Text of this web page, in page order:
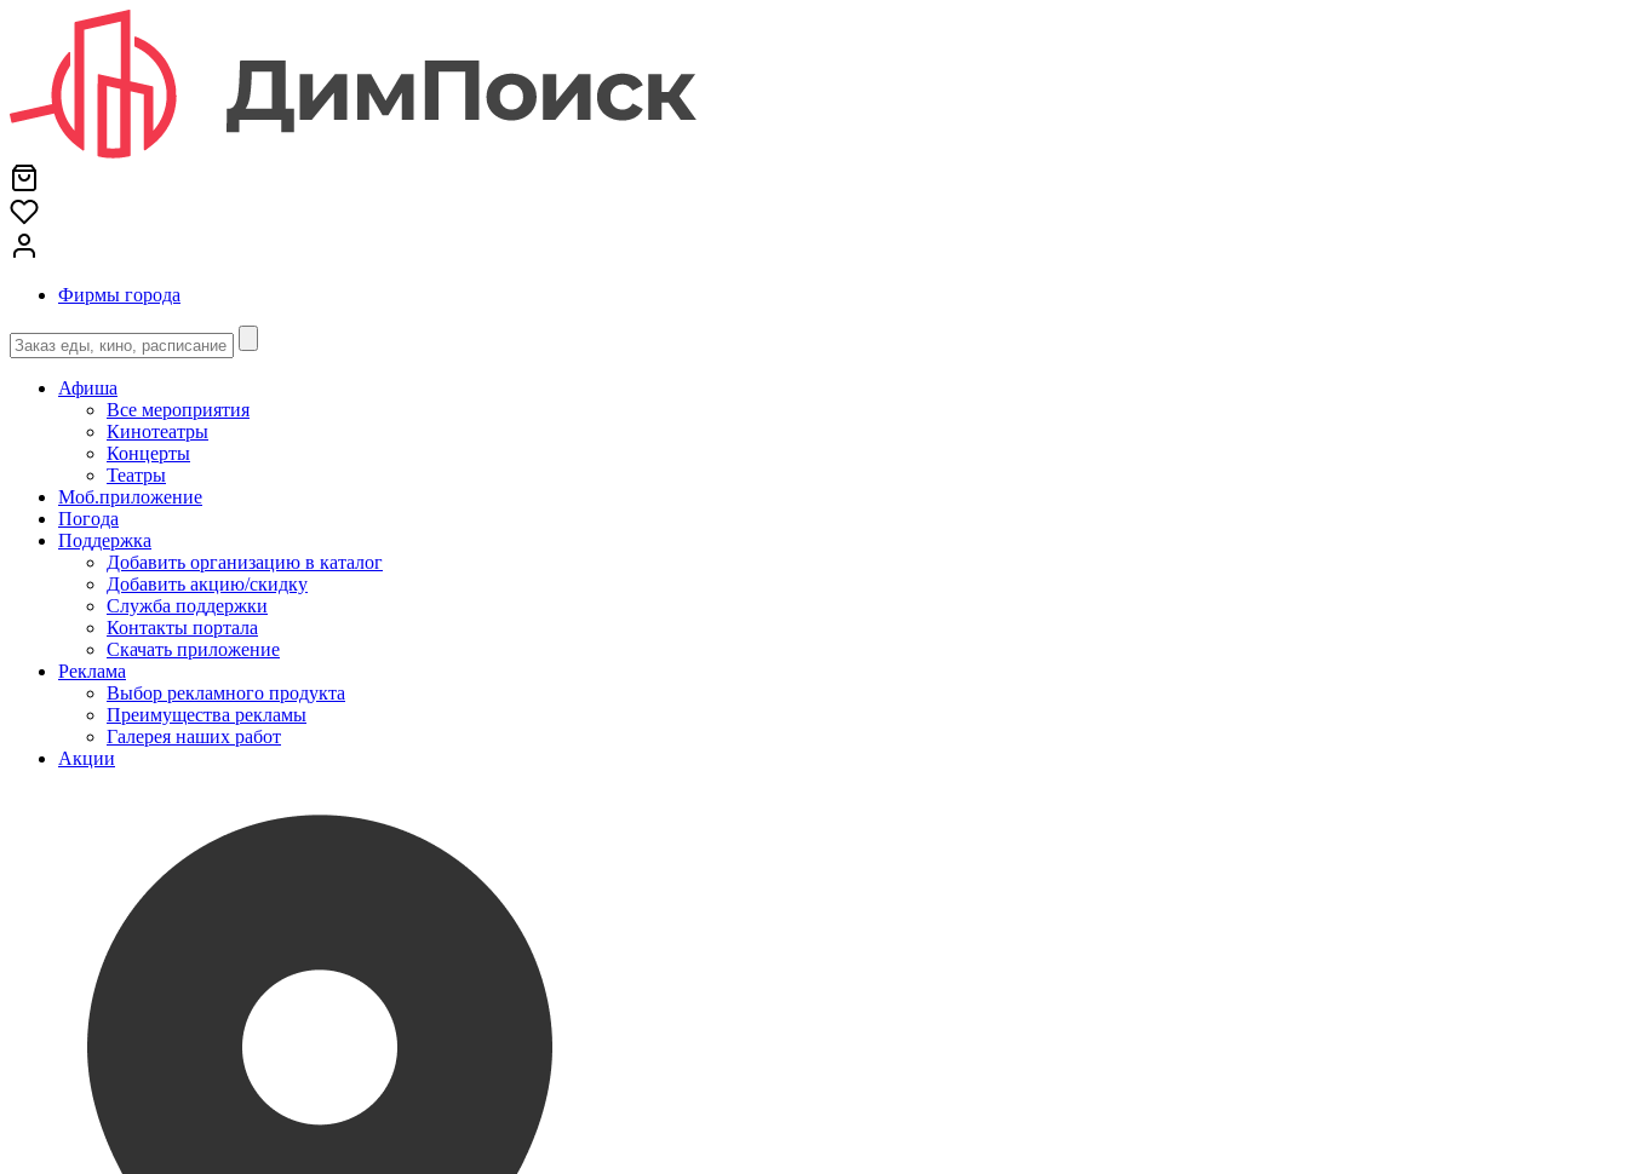
Фирмы города
Афиша
Все мероприятия
Кинотеатры
Концерты
Театры
Моб.приложение
Погода
Поддержка
Добавить организацию в каталог
Добавить акцию/скидку
Служба поддержки
Контакты портала
Скачать приложение
Реклама
Выбор рекламного продукта
Преимущества рекламы
Галерея наших работ
Акции